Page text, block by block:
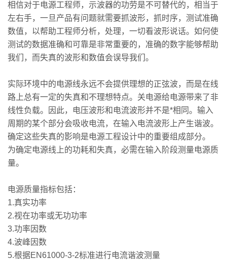
相信对于电源工程师，示波器的功劳是不可替代的，相当于
左右手，一旦产品有问题就需要抓波形，抓时序，测试准确
数值，以帮助工程师分析，处理，一切看波形说话。如何使
测试的数据准确和可靠是非常重要的，准确的数字能够帮助
我们，而失真的波形和数值会误导我们。
实际环境中的电源线永远不会提供理想的正弦波，而是在线
路上总有一定的失真和不理想特点。关电源给电源带来了非
线性负载。因此，电压波形和电流波形并不是*相同。输入
周期的某个部分会吸收电流，在输入电流波形上产生谐波。
确定这些失真的影响是电源工程设计中的重要组成部分。
为确定电源线上的功耗和失真，必需在输入阶段测量电源质
量。
电源质量指标包括：
1.真实功率
2.视在功率或无功功率
3.功率因数
4.波峰因数
5.根据EN61000-3-2标准进行电流谐波测量